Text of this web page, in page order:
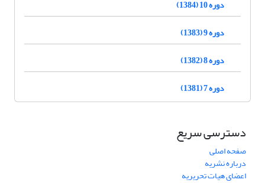
دوره 10 (1384)
دوره 9 (1383)
دوره 8 (1382)
دوره 7 (1381)
دسترسی سریع
صفحه اصلی
درباره نشریه
اعضای هیات تحریریه